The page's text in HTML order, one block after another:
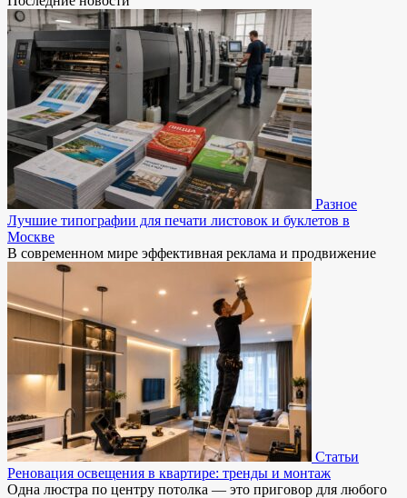
Разное
Лучшие типографии для печати листовок и буклетов в
Москве
В современном мире эффективная реклама и продвижение
Статьи
Реновация освещения в квартире: тренды и монтаж
Одна люстра по центру потолка — это приговор для любого